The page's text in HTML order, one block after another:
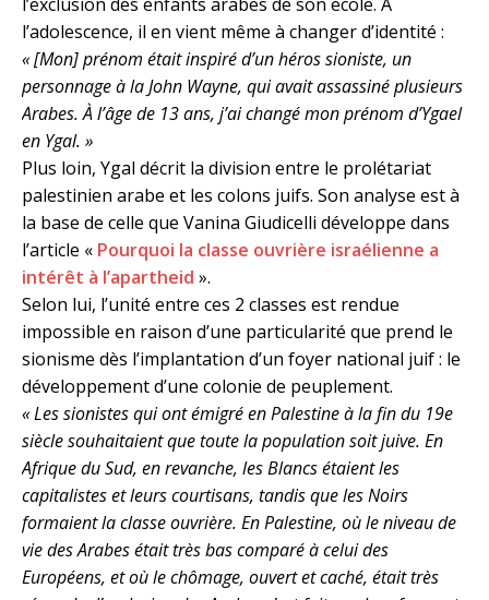
l’adolescence, il en vient même à changer d’identité :
« [Mon] prénom était inspiré d’un héros sioniste, un
personnage à la John Wayne, qui avait assassiné plusieurs
Arabes. À l’âge de 13 ans, j’ai changé mon prénom d’Ygael
en Ygal. »
Plus loin, Ygal décrit la division entre le prolétariat
palestinien arabe et les colons juifs. Son analyse est à
la base de celle que Vanina Giudicelli développe dans
l’article « Pourquoi la classe ouvrière israélienne a
intérêt à l’apartheid ».
Selon lui, l’unité entre ces 2 classes est rendue
impossible en raison d’une particularité que prend le
sionisme dès l’implantation d’un foyer national juif : le
développement d’une colonie de peuplement.
« Les sionistes qui ont émigré en Palestine à la fin du 19e
siècle souhaitaient que toute la population soit juive. En
Afrique du Sud, en revanche, les Blancs étaient les
capitalistes et leurs courtisans, tandis que les Noirs
formaient la classe ouvrière. En Palestine, où le niveau de
vie des Arabes était très bas comparé à celui des
Européens, et où le chômage, ouvert et caché, était très